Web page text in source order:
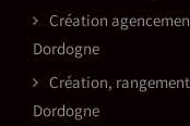
Création
Dordogne
Création,
Dordogne